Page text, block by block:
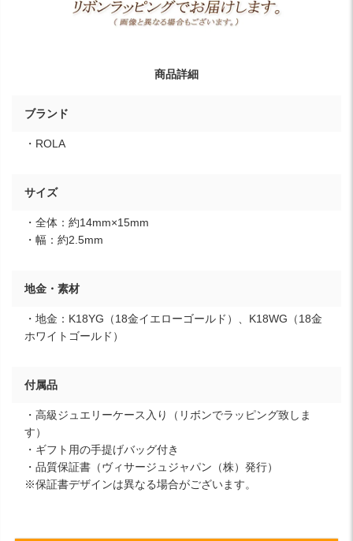
商品詳細
ブランド
・ROLA
サイズ
・全体：約14mm×15mm
・幅：約2.5mm
地金・素材
・地金：K18YG（18金イエローゴールド）、K18WG（18金
ホワイトゴールド）
付属品
・高級ジュエリーケース入り（リボンでラッピング致しま
す）
・ギフト用の手提げバッグ付き
・品質保証書（ヴィサージュジャパン（株）発行）
※保証書デザインは異なる場合がございます。